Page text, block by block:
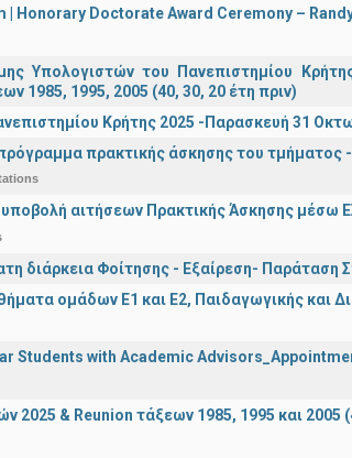
| Honorary Doctorate Award Ceremony –
Υπολογιστών του Πανεπιστημίου
1985, 1995, 2005 (40, 30, 20 έτη πριν)
Κρήτης 2025 -Παρασκευή 31
πρακτικής άσκησης του τμήματος
υποβολή αιτήσεων Πρακτικής Άσκησης μέσω
διάρκεια Φοίτησης - Εξαίρεση- Παράταση
ομάδων Ε1 και Ε2, Παιδαγωγικής και
Students with Academic
2025 & Reunion τάξεων 1985, 1995 και 2005